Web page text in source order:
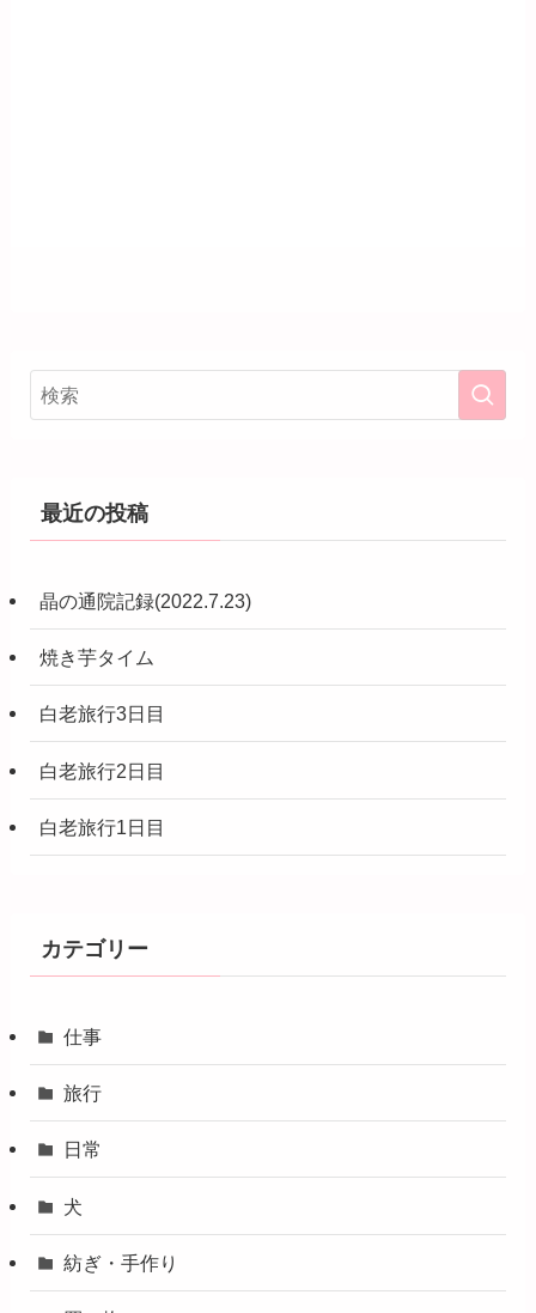
最近の投稿
晶の通院記録(2022.7.23)
焼き芋タイム
白老旅行3日目
白老旅行2日目
白老旅行1日目
カテゴリー
仕事
旅行
日常
犬
紡ぎ・手作り